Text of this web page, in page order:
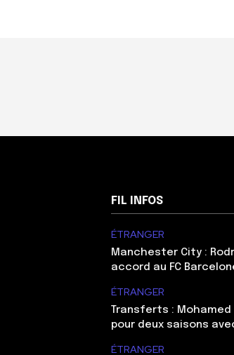
FIL INFOS
ÉTRANGER
Manchester City :
accord au FC
ÉTRANGER
Transferts : Mohamed
pour deux saisons
ÉTRANGER